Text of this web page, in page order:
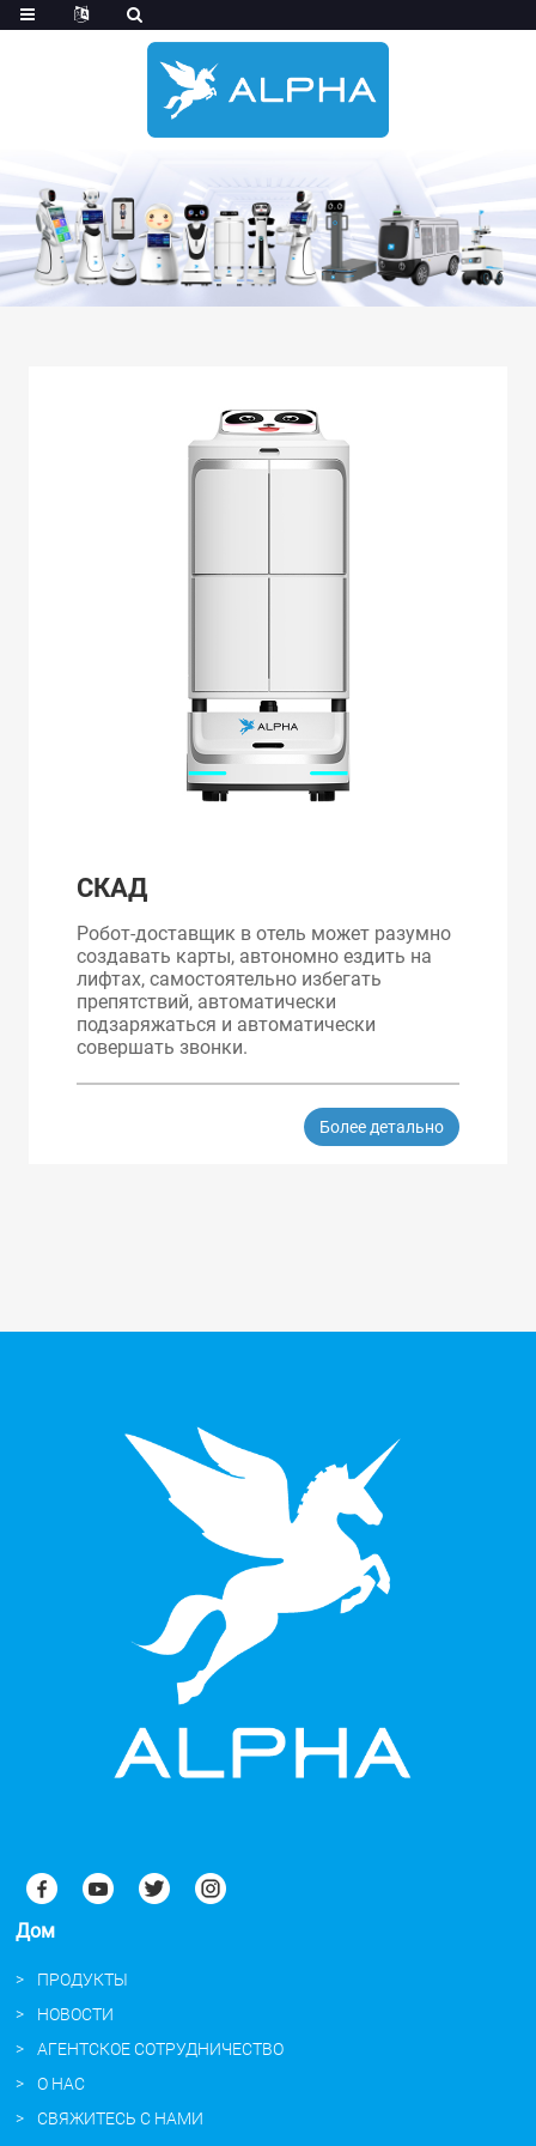
СКАД
Робот-доставщик в отель может разумно
создавать карты, автономно ездить на
лифтах, самостоятельно избегать
препятствий, автоматически
подзаряжаться и автоматически
совершать звонки.
Более детально
Дом
ПРОДУКТЫ
НОВОСТИ
АГЕНТСКОЕ СОТРУДНИЧЕСТВО
О НАС
СВЯЖИТЕСЬ С НАМИ